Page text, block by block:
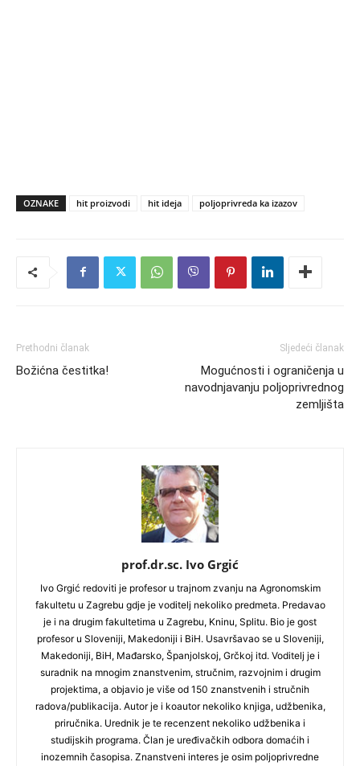
OZNAKE hit proizvodi hit ideja poljoprivreda ka izazov
Prethodni članak
Božićna čestitka!
Sljedeći članak
Mogućnosti i ograničenja u
navodnjavanju poljoprivrednog
zemljišta
prof.dr.sc. Ivo Grgić
Ivo Grgić redoviti je profesor u trajnom zvanju na Agronomskim
fakultetu u Zagrebu gdje je voditelj nekoliko predmeta. Predavao
je i na drugim fakultetima u Zagrebu, Kninu, Splitu. Bio je gost
profesor u Sloveniji, Makedoniji i BiH. Usavršavao se u Sloveniji,
Makedoniji, BiH, Mađarsko, Španjolskoj, Grčkoj itd. Voditelj je i
suradnik na mnogim znanstvenim, stručnim, razvojnim i drugim
projektima, a objavio je više od 150 znanstvenih i stručnih
radova/publikacija. Autor je i koautor nekoliko knjiga, udžbenika,
priručnika. Urednik je te recenzent nekoliko udžbenika i
studijskih programa. Član je uređivačkih odbora domaćih i
inozemnih časopisa. Znanstveni interes je osim poljoprivredne